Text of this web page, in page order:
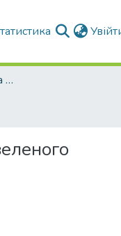
Факультет Економіки та бізнесу